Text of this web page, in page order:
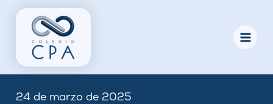
24 de marzo de 2025